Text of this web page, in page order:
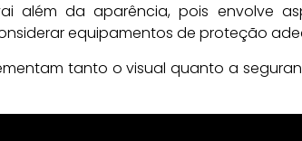
além da aparência, pois envolve
equipamentos de proteção
tanto o visual quanto a